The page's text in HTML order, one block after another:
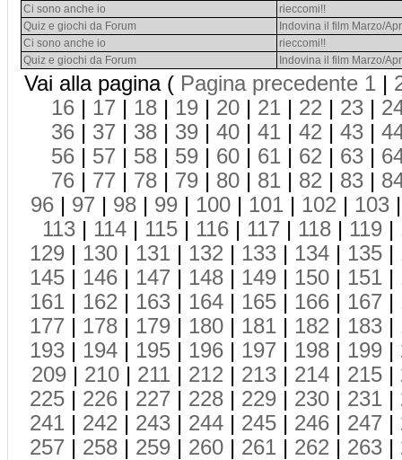
Ci sono anche io
rieccomi!!
Quiz e giochi da Forum
Indovina il film Marzo/
Ci sono anche io
rieccomi!!
Quiz e giochi da Forum
Indovina il film Marzo/
Vai alla pagina ( Pagina precedente 1 |
16 | 17 | 18 | 19 | 20 | 21 | 22 | 23 |
36 | 37 | 38 | 39 | 40 | 41 | 42 | 43 |
56 | 57 | 58 | 59 | 60 | 61 | 62 | 63 |
76 | 77 | 78 | 79 | 80 | 81 | 82 | 83 |
96 | 97 | 98 | 99 | 100 | 101 | 102 | 103
113 | 114 | 115 | 116 | 117 | 118 | 119 |
129 | 130 | 131 | 132 | 133 | 134 | 135 |
145 | 146 | 147 | 148 | 149 | 150 | 151 |
161 | 162 | 163 | 164 | 165 | 166 | 167 |
177 | 178 | 179 | 180 | 181 | 182 | 183 |
193 | 194 | 195 | 196 | 197 | 198 | 199 |
209 | 210 | 211 | 212 | 213 | 214 | 215 |
225 | 226 | 227 | 228 | 229 | 230 | 231 |
241 | 242 | 243 | 244 | 245 | 246 | 247 |
257 | 258 | 259 | 260 | 261 | 262 | 263 |